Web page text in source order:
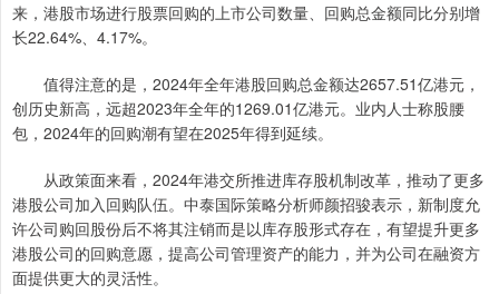
来，港股市场进行股票回购的上市公司数量、回购总金额同比分别增
长22.64%、4.17%。
值得注意的是，2024年全年港股回购总金额达2657.51亿港元，
创历史新高，远超2023年全年的1269.01亿港元。业内人士称股腰
包，2024年的回购潮有望在2025年得到延续。
从政策面来看，2024年港交所推进库存股机制改革，推动了更多
港股公司加入回购队伍。中泰国际策略分析师颜招骏表示，新制度允
许公司购回股份后不将其注销而是以库存股形式存在，有望提升更多
港股公司的回购意愿，提高公司管理资产的能力，并为公司在融资方
面提供更大的灵活性。